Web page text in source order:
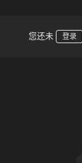
您还未 登录